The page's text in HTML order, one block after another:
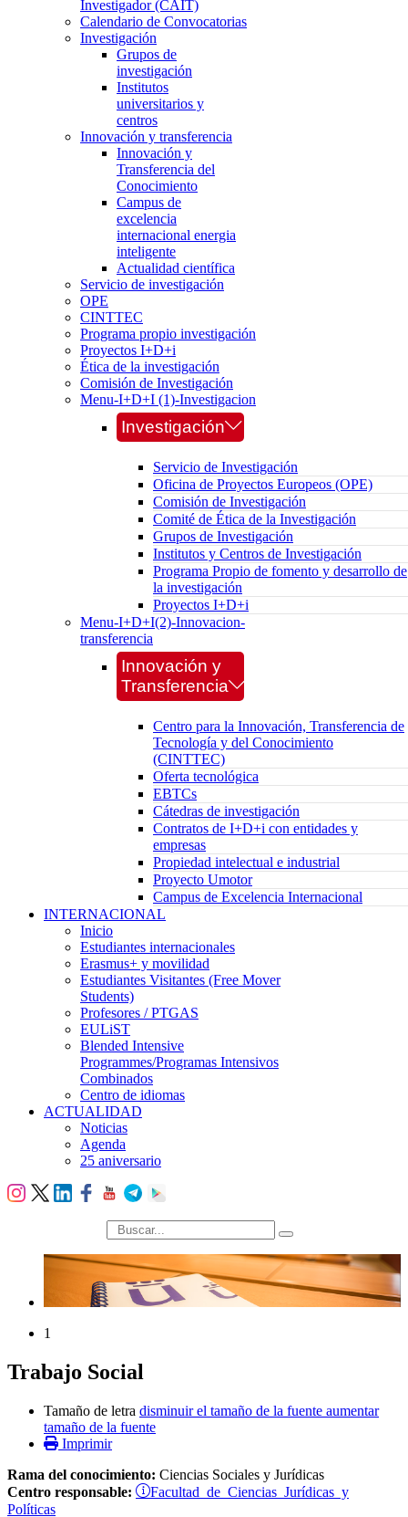
Investigador (CAIT)
Calendario de Convocatorias
Investigación
Grupos de
investigación
Institutos
universitarios y
centros
Innovación y transferencia
Innovación y
Transferencia del
Conocimiento
Campus de
excelencia
internacional energia
inteligente
Actualidad científica
Servicio de investigación
OPE
CINTTEC
Programa propio investigación
Proyectos I+D+i
Ética de la investigación
Comisión de Investigación
Menu-I+D+I (1)-Investigacion
Investigación
Servicio de Investigación
Oficina de Proyectos Europeos (OPE)
Comisión de Investigación
Comité de Ética de la Investigación
Grupos de Investigación
Institutos y Centros de Investigación
Programa Propio de fomento y desarrollo de
la investigación
Proyectos I+D+i
Menu-I+D+I(2)-Innovacion-
transferencia
Innovación y
Transferencia
Centro para la Innovación, Transferencia de
Tecnología y del Conocimiento
(CINTTEC)
Oferta tecnológica
EBTCs
Cátedras de investigación
Contratos de I+D+i con entidades y
empresas
Propiedad intelectual e industrial
Proyecto Umotor
Campus de Excelencia Internacional
INTERNACIONAL
Inicio
Estudiantes internacionales
Erasmus+ y movilidad
Estudiantes Visitantes (Free Mover
Students)
Profesores / PTGAS
EULiST
Blended Intensive
Programmes/Programas Intensivos
Combinados
Centro de idiomas
ACTUALIDAD
Noticias
Agenda
25 aniversario
búsqueda
1
Trabajo Social
Tamaño de letra disminuir el tamaño de la fuente aumentar
tamaño de la fuente
Imprimir
Rama del conocimiento: Ciencias Sociales y Jurídicas
Centro responsable:
Facultad de Ciencias Jurídicas y
Políticas